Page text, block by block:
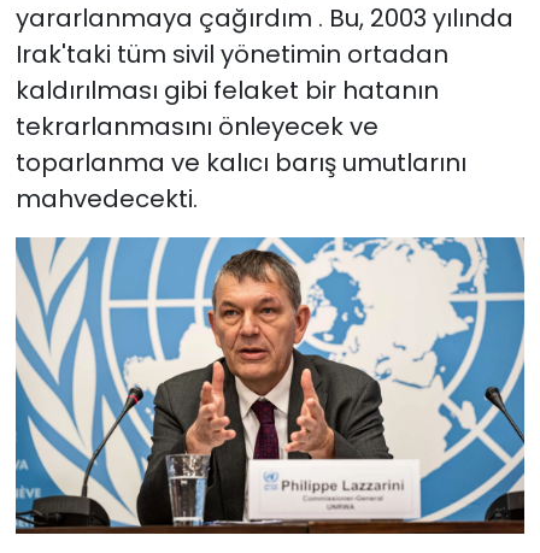
yararlanmaya çağırdım . Bu, 2003 yılında
Irak'taki tüm sivil yönetimin ortadan
kaldırılması gibi felaket bir hatanın
tekrarlanmasını önleyecek ve
toparlanma ve kalıcı barış umutlarını
mahvedecekti.